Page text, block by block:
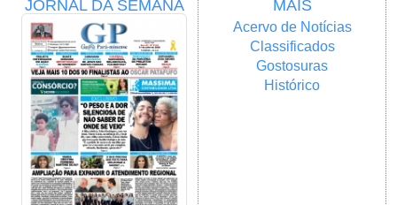
JORNAL DA SEMANA MAIS
Acervo de Notícias
Classificados
Gostosuras
Histórico